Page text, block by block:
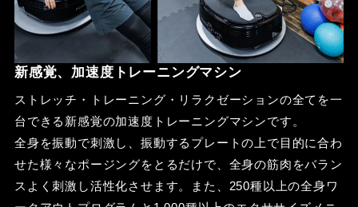
新感覚、加速度トレーニングマシン
ストレッチ・トレーニング・リラクゼーションの全てを一
台できる新感覚の加速度トレーニングマシンです。
全身を振動で刺激し、振動するプレートの上で目的に合わ
せた様々なポージングをとるだけで、全身の筋肉をバラン
スよく刺激し活性化させます。また、250種以上の全身ワ